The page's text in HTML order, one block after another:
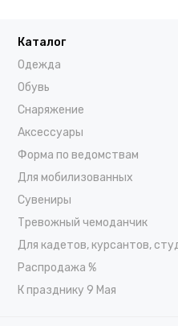
Каталог
Одежда
Обувь
Снаряжение
Аксессуары
Форма по ведомствам
Для мобилизованных
Сувениры
Тревожный чемоданчик
Для кадетов, курсантов,
Распродажа %
К празднику 9 Мая